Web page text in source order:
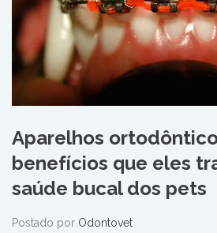
Aparelhos
benefícios que eles
saúde bucal dos pets
Postado por Odontovet